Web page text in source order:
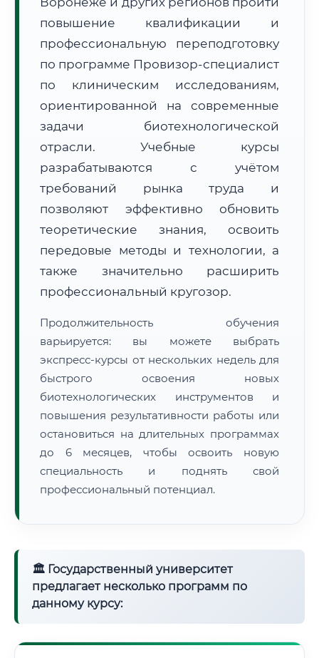
Расчет логистики оригиналов:
• Маршрут транзита:~2 879 км
• Экспресс-доставка СДЭК / Почтой:
📜 Документы и аккредитация ФИС ФРДО
повышение квалификации и
профессиональную переподготовку
по программе Провизор-специалист
по клиническим исследованиям,
ориентированной на современные
задачи биотехнологической
отрасли. Учебные курсы
разрабатываются с учётом
требований рынка труда и
позволяют эффективно обновить
теоретические знания, освоить
передовые методы и технологии, а
также значительно расширить
профессиональный кругозор.
Продолжительность обучения
варьируется: вы можете выбрать
экспресс-курсы от нескольких недель для
быстрого освоения новых
биотехнологических инструментов и
повышения результативности работы или
остановиться на длительных программах
до 6 месяцев, чтобы освоить новую
специальность и поднять свой
профессиональный потенциал.
🏛 Государственный университет
предлагает несколько программ по
данному курсу: